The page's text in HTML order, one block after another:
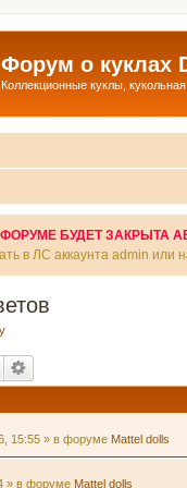
Форум о куклах
Коллекционные куклы,
БУДЕТ ЗАКРЫТА
в ЛС аккаунта admin или
15:55 » в форуме Mattel dolls
» в форуме Mattel dolls